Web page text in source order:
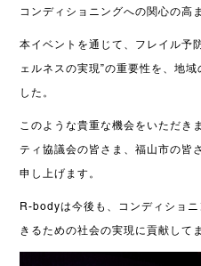
コンディショニングへの関心の高
本イベントを通じて、フレイル予
ェルネスの実現”の重要性を、地
した。
このような貴重な機会をいただき
ティ協議会の皆さま、福山市の皆
申し上げます。
R-bodyは今後も、コンディショ
きるための社会の実現に貢献して